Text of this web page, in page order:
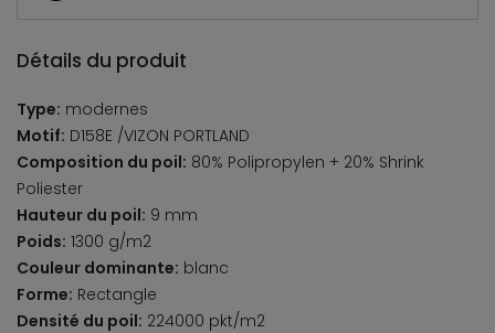
Détails du produit
Type: modernes
Motif: D158E /VIZON PORTLAND
Composition du poil: 80% Polipropylen + 20% Shrink
Poliester
Hauteur du poil: 9 mm
Poids: 1300 g/m2
Couleur dominante: blanc
Forme: Rectangle
Densité du poil: 224000 pkt/m2